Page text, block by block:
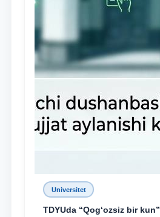
Universitet
TDYUda “Qog‘ozsiz bir kun”